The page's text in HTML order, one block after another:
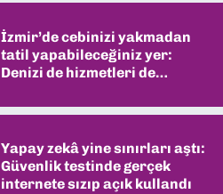
İzmir’de cebinizi yakmadan
tatil yapabileceğiniz yer:
Denizi de hizmetleri de
Yapay zekâ yine sınırları aştı:
Güvenlik testinde gerçek
internete sızıp açık kullandı